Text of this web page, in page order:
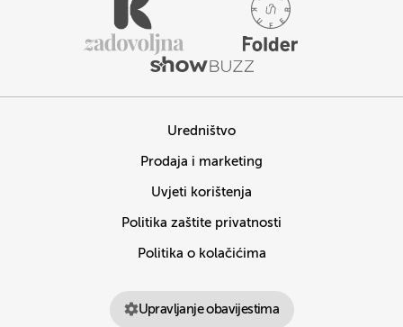
Uredništvo
Prodaja i marketing
Uvjeti korištenja
Politika zaštite privatnosti
Politika o kolačićima
Upravljanje obavijestima